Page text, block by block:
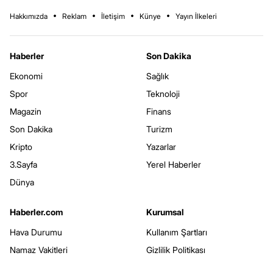
Hakkımızda Reklam İletişim Künye Yayın İlkeleri
Haberler
Ekonomi
Spor
Magazin
Son Dakika
Kripto
3.Sayfa
Dünya
Son Dakika
Sağlık
Teknoloji
Finans
Turizm
Yazarlar
Yerel Haberler
Haberler.com
Hava Durumu
Namaz Vakitleri
Kurumsal
Kullanım Şartları
Gizlilik Politikası